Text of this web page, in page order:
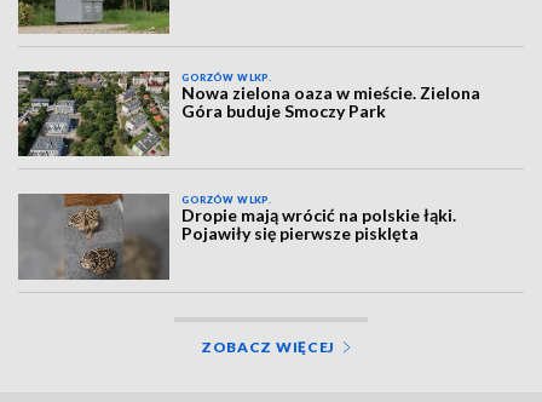
GORZÓW WLKP.
Nowa zielona oaza w mieście. Zielona
Góra buduje Smoczy Park
GORZÓW WLKP.
Dropie mają wrócić na polskie łąki.
Pojawiły się pierwsze pisklęta
ZOBACZ WIĘCEJ